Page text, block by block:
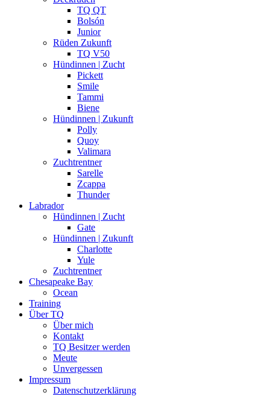
TQ QT
Bolsón
Junior
Rüden Zukunft
TQ V50
Hündinnen | Zucht
Pickett
Smile
Tammi
Biene
Hündinnen | Zukunft
Polly
Quoy
Valimara
Zuchtrentner
Sarelle
Zcappa
Thunder
Labrador
Hündinnen | Zucht
Gate
Hündinnen | Zukunft
Charlotte
Yule
Zuchtrentner
Chesapeake Bay
Ocean
Training
Über TQ
Über mich
Kontakt
TQ Besitzer werden
Meute
Unvergessen
Impressum
Datenschutzerklärung